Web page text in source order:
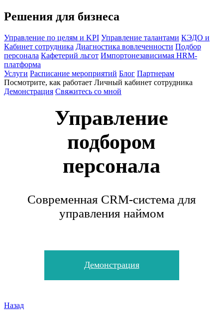
Решения для бизнеса
Управление по целям и KPI Управление талантами КЭДО и
Кабинет сотрудника Диагностика вовлеченности Подбор
персонала Кафетерий льгот Импортонезависимая HRM-
платформа
Услуги Расписание мероприятий Блог Партнерам
Посмотрите, как работает Личный кабинет сотрудника
Демонстрация Свяжитесь со мной
Управление
подбором
персонала
Современная CRM-система для
управления наймом
Демонстрация
Назад